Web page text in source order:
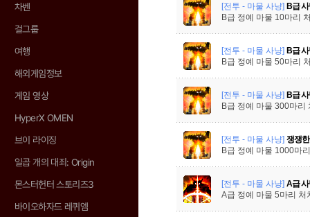
차벤
걸그룹
여행
해외게임정보
게임 영상
HyperX OMEN
브이 라이징
일곱 개의 대죄: Origin
몬스터헌터 스토리즈3
바이오하자드 레퀴엠
[전투 - 마물 사냥] B급
B급 정예 마물 10마리
[전투 - 마물 사냥] B급
B급 정예 마물 50마리
[전투 - 마물 사냥] B급
B급 정예 마물 300마리
[전투 - 마물 사냥] 쟁쟁
B급 정예 마물 1000마
[전투 - 마물 사냥] A급
A급 정예 마물 5마리 처